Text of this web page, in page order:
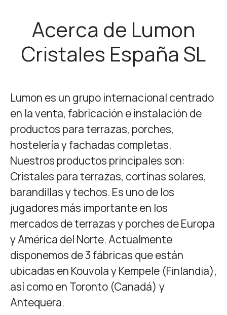
Acerca de Lumon
Cristales España SL
Lumon es un grupo internacional centrado
en la venta, fabricación e instalación de
productos para terrazas, porches,
hostelería y fachadas completas.
Nuestros productos principales son:
Cristales para terrazas, cortinas solares,
barandillas y techos. Es uno de los
jugadores más importante en los
mercados de terrazas y porches de Europa
y América del Norte. Actualmente
disponemos de 3 fábricas que están
ubicadas en Kouvola y Kempele (Finlandia),
así como en Toronto (Canadá) y
Antequera.